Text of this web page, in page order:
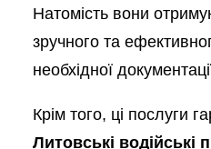
Натомість вони
зручного та
необхідної
Крім того, ці послуги
Литовські водійські